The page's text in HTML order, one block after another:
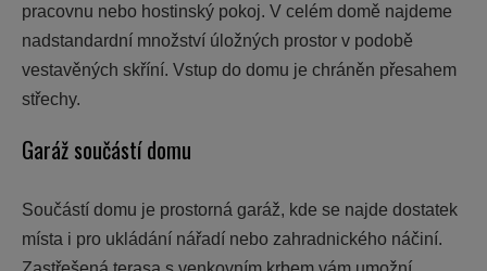
pracovnu nebo hostinský pokoj. V celém domě najdeme
nadstandardní množství úložných prostor v podobě
vestavěných skříní. Vstup do domu je chráněn přesahem
střechy.
Garáž součástí domu
Součástí domu je prostorná garáž, kde se najde dostatek
místa i pro ukládání nářadí nebo zahradnického náčiní.